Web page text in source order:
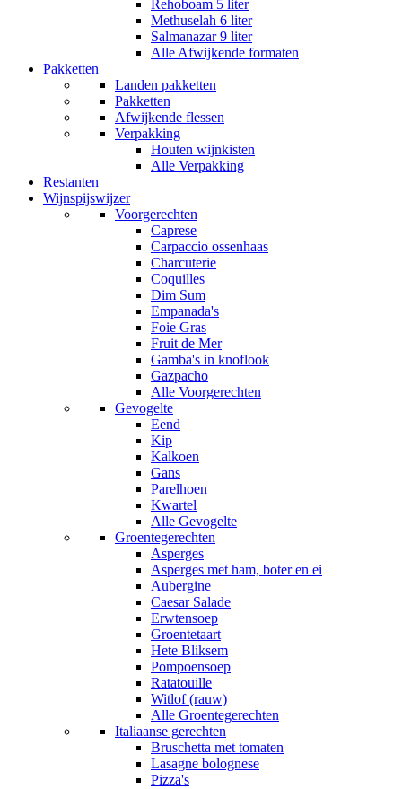
Rehoboam 5 liter
Methuselah 6 liter
Salmanazar 9 liter
Alle Afwijkende formaten
Pakketten
Landen pakketten
Pakketten
Afwijkende flessen
Verpakking
Houten wijnkisten
Alle Verpakking
Restanten
Wijnspijswijzer
Voorgerechten
Caprese
Carpaccio ossenhaas
Charcuterie
Coquilles
Dim Sum
Empanada's
Foie Gras
Fruit de Mer
Gamba's in knoflook
Gazpacho
Alle Voorgerechten
Gevogelte
Eend
Kip
Kalkoen
Gans
Parelhoen
Kwartel
Alle Gevogelte
Groentegerechten
Asperges
Asperges met ham, boter en ei
Aubergine
Caesar Salade
Erwtensoep
Groentetaart
Hete Bliksem
Pompoensoep
Ratatouille
Witlof (rauw)
Alle Groentegerechten
Italiaanse gerechten
Bruschetta met tomaten
Lasagne bolognese
Pizza's